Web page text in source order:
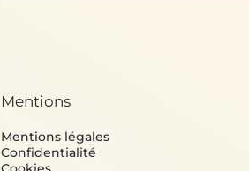
Mentions
Mentions légales
Confidentialité